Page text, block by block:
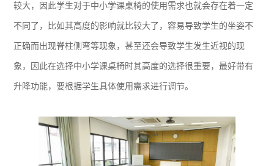
较大，因此学生对于中小学课桌椅的使用需求也就会存在着一定
不同了，比如其高度的影响就比较大了，容易导致学生的坐姿不
正确而出现脊柱侧弯等现象，甚至还会导致学生发生近视的现
象，因此在选择中小学课桌椅时其高度的选择很重要，最好带有
升降功能，要根据学生具体使用需求进行调节。